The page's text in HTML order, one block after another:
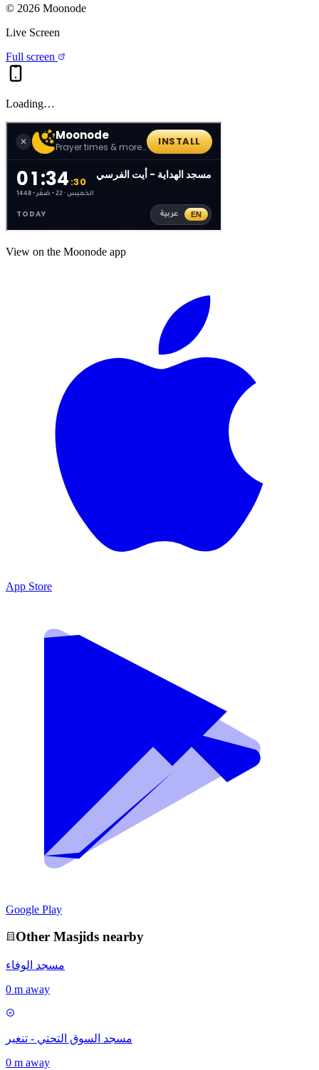
© 2026 Moonode
Live Screen
Full screen
Loading…
View on the Moonode app
App Store
Google Play
Other Masjids nearby
مسجد الوفاء
0 m away
مسجد السوق التحتي - تنغير
0 m away